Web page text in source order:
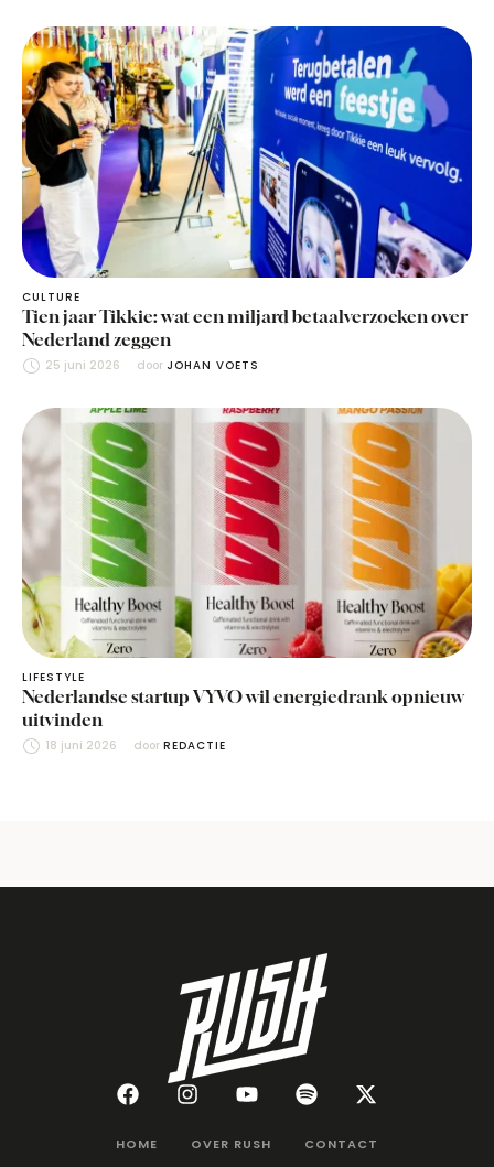
CULTURE
Tien jaar Tikkie: wat een miljard betaalverzoeken over
Nederland zeggen
25 juni 2026 door JOHAN VOETS
LIFESTYLE
Nederlandse startup VYVO wil energiedrank opnieuw
uitvinden
18 juni 2026 door REDACTIE
HOME OVER RUSH CONTACT